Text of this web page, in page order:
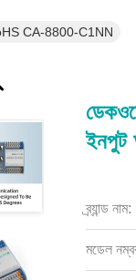
CA-8800-C1NN
ব্র্যান্ড নাম:
মডেল